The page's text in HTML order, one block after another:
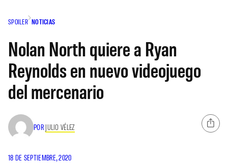
SPOILER NOTICIAS
Nolan North quiere a Ryan
Reynolds en nuevo videojuego
del mercenario
POR JULIO VÉLEZ
18 DE SEPTIEMBRE, 2020